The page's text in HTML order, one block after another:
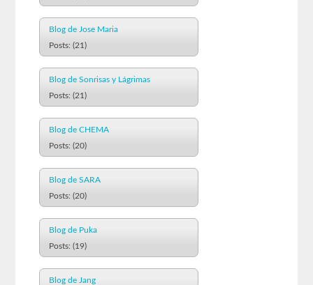
Blog de Jose Maria
Posts: (21)
Blog de Sonrisas y Lágrimas
Posts: (21)
Blog de CHEMA
Posts: (20)
Blog de SARA
Posts: (20)
Blog de Puka
Posts: (19)
Blog de Jang